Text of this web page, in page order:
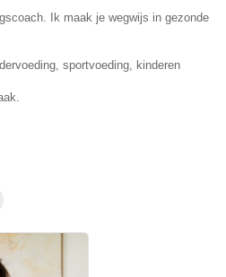
Ik maak je wegwijs in gezonde
sportvoeding, kinderen